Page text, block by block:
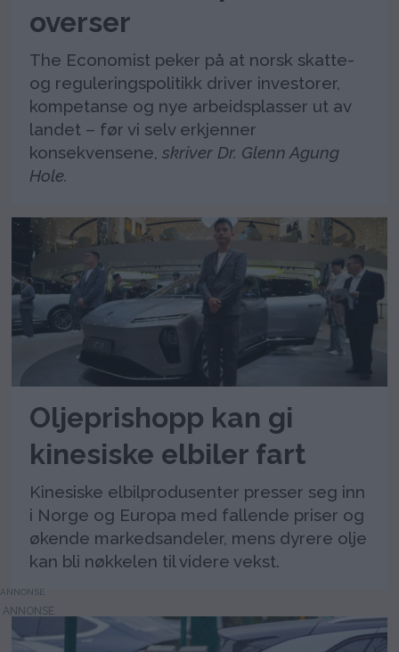
overser
The Economist peker på at norsk skatte-
og reguleringspolitikk driver investorer,
kompetanse og nye arbeidsplasser ut av
landet – før vi selv erkjenner
konsekvensene,skriver Dr. Glenn Agung
Hole.
Oljeprishopp kan gi
kinesiske elbiler fart
Kinesiske elbilprodusenter presser seg inn
i Norge og Europa med fallende priser og
økende markedsandeler, mens dyrere olje
kan bli nøkkelen til videre vekst.
ANNONSE